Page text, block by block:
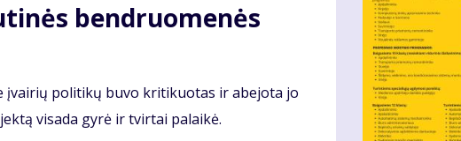
bendruomenės
įvairių politikų buvo kritikuotas ir abejota jo
visada gyrė ir tvirtai palaikė.